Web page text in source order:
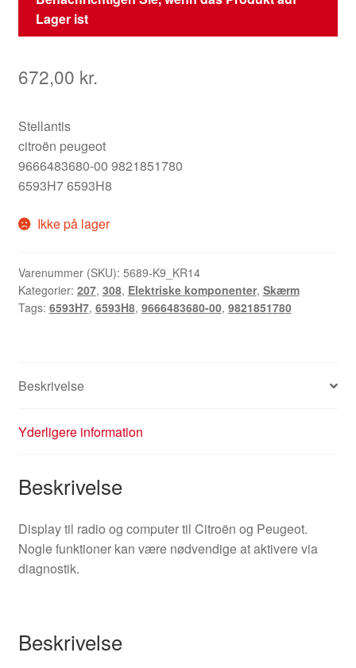
Lager ist
672,00 kr.
Stellantis
citroën peugeot
9666483680-00 9821851780
6593H7 6593H8
Ikke på lager
Varenummer (SKU): 5689-K9_KR14
Kategorier: 207, 308, Elektriske komponenter, Skærm
Tags: 6593H7, 6593H8, 9666483680-00, 9821851780
Beskrivelse
Yderligere information
Beskrivelse
Display til radio og computer til Citroën og Peugeot.
Nogle funktioner kan være nødvendige at aktivere via
diagnostik.
Beskrivelse